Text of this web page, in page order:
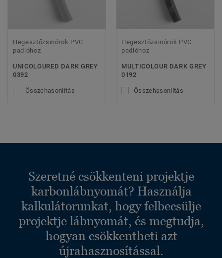
Hegesztőzsinórok PVC
padlóhoz
UNICOLOURED DARK GREY
0392
Összehasonlítás
Hegesztőzsinórok PVC
padlóhoz
MULTICOLOUR DARK GREY
0192
Összehasonlítás
Szeretné csökkenteni projektje
karbonlábnyomát? Használja
kalkulátorunkat, hogy felbecsülje
projektje lábnyomát, és megtudja,
hogyan csökkentheti azt
újrahasznosítással.